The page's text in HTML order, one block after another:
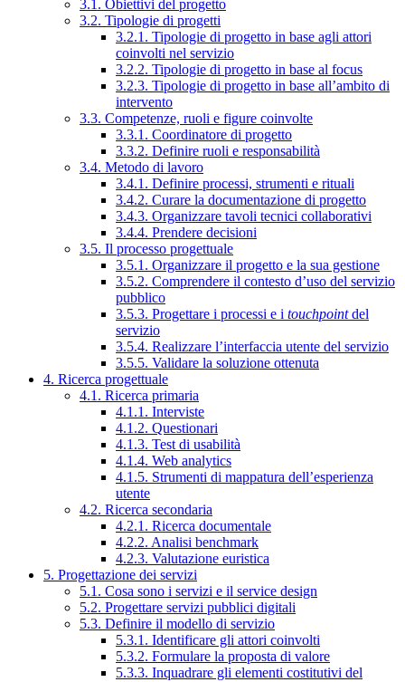
3.1. Obiettivi del progetto
3.2. Tipologie di progetti
3.2.1. Tipologie di progetto in base agli attori
coinvolti nel servizio
3.2.2. Tipologie di progetto in base al focus
3.2.3. Tipologie di progetto in base all’ambito di
intervento
3.3. Competenze, ruoli e figure coinvolte
3.3.1. Coordinatore di progetto
3.3.2. Definire ruoli e responsabilità
3.4. Metodo di lavoro
3.4.1. Definire processi, strumenti e rituali
3.4.2. Curare la documentazione di progetto
3.4.3. Organizzare tavoli tecnici collaborativi
3.4.4. Prendere decisioni
3.5. Il processo progettuale
3.5.1. Organizzare il progetto e la sua gestione
3.5.2. Comprendere il contesto d’uso del servizio
pubblico
3.5.3. Progettare i processi e i touchpointdel
servizio
3.5.4. Realizzare l’interfaccia utente del servizio
3.5.5. Validare la soluzione ottenuta
4. Ricerca progettuale
4.1. Ricerca primaria
4.1.1. Interviste
4.1.2. Questionari
4.1.3. Test di usabilità
4.1.4. Web analytics
4.1.5. Strumenti di mappatura dell’esperienza
utente
4.2. Ricerca secondaria
4.2.1. Ricerca documentale
4.2.2. Analisi benchmark
4.2.3. Valutazione euristica
5. Progettazione dei servizi
5.1. Cosa sono i servizi e il service design
5.2. Progettare servizi pubblici digitali
5.3. Definire il modello di servizio
5.3.1. Identificare gli attori coinvolti
5.3.2. Formulare la proposta di valore
5.3.3. Inquadrare gli elementi costitutivi del